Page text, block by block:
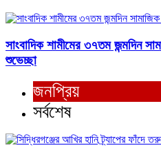
সাংবাদিক শামীমের ৩৭তম জন্মদিন
শুভেচ্ছা
জনপ্রিয়
সর্বশেষ